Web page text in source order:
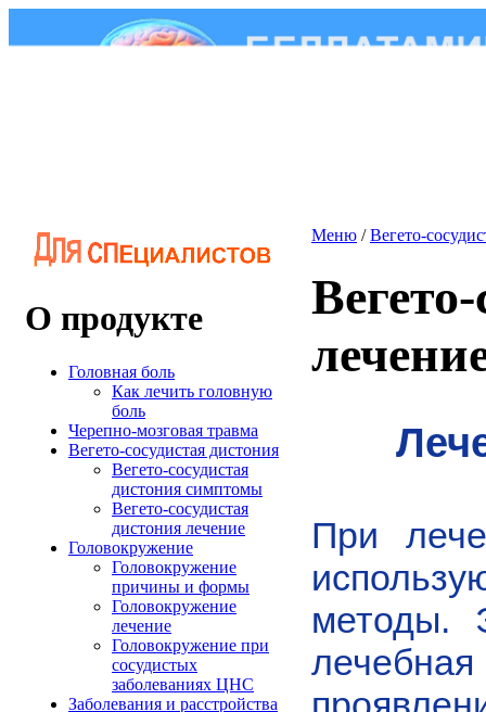
О продукте
Головная боль
Как лечить головную
боль
Черепно-мозговая травма
Вегето-сосудистая дистония
Вегето-сосудистая
дистония симптомы
Вегето-сосудистая
дистония лечение
Головокружение
Головокружение
причины и формы
Головокружение
лечение
Головокружение при
сосудистых
заболеваниях ЦНС
Заболевания и расстройства
Меню /Вегето-
При
методы.